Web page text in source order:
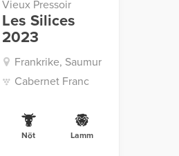
Vieux Pressoir
Les Silices
2023
Frankrike, Saumur
Cabernet Franc
Nöt Lamm